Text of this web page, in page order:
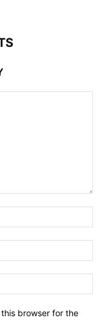
browser for the